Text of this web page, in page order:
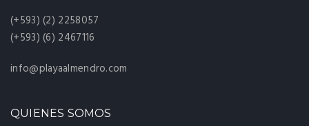
(+593) (2) 2258057
(+593) (6) 2467116
info@playaalmendro.com
QUIENES SOMOS